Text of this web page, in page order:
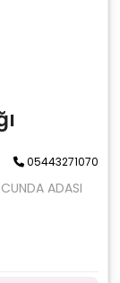
05443271070
ADASI